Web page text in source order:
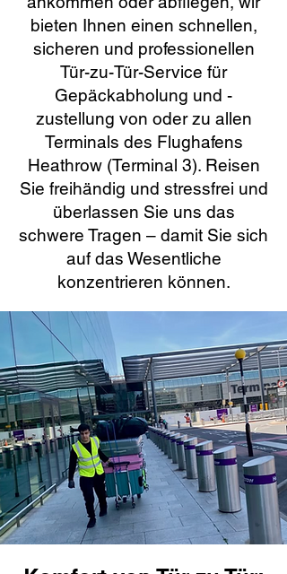
bieten Ihnen einen schnellen,
sicheren und professionellen
Tür-zu-Tür-Service für
Gepäckabholung und -
zustellung von oder zu allen
Terminals des Flughafens
Heathrow (Terminal 3). Reisen
Sie freihändig und stressfrei und
überlassen Sie uns das
schwere Tragen – damit Sie sich
auf das Wesentliche
konzentrieren können.